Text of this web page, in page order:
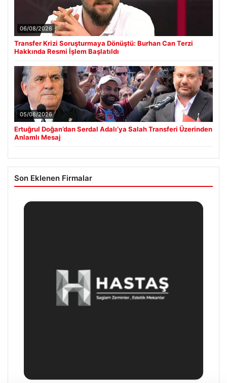
06/08/2026
Transfer Krizi Soruşturmaya Dönüştü: Burhan Can Terzi
Hakkında Resmi İşlem Başlatıldı
05/08/2026
Ertuğrul Doğan’dan Serdal Adalı’ya Salah Transferi Üzerinden
Anlamlı Mesaj
Son Eklenen Firmalar